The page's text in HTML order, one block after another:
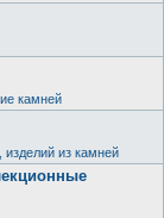
камней
из камней